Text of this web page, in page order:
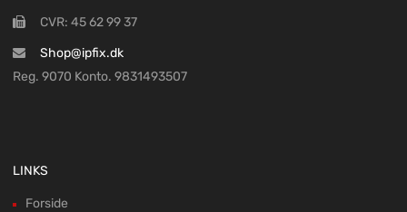
CVR: 45 62 99 37
Shop@ipfix.dk
Reg. 9070 Konto. 9831493507
LINKS
Forside